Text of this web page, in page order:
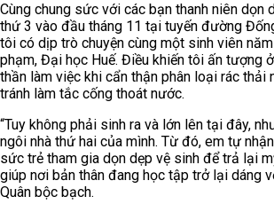
Cùng chung sức với các bạn thanh niên dọn
thứ 3 vào đầu tháng 11 tại tuyến đường
tôi có dịp trò chuyện cùng một sinh viên
phạm, Đại học Huế. Điều khiến tôi ấn tượng
thần làm việc khi cẩn thận phân loại rác
tránh làm tắc cống thoát nước.
“Tuy không phải sinh ra và lớn lên tại đây,
ngôi nhà thứ hai của mình. Từ đó, em tự
sức trẻ tham gia dọn dẹp vệ sinh để trả lại
giúp nơi bản thân đang học tập trở lại dáng
Quân bộc bạch.